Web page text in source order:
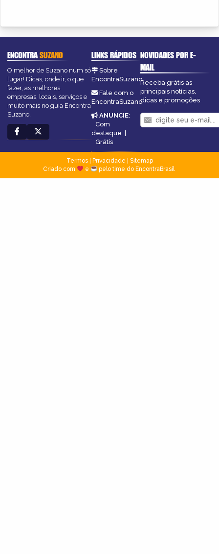
ENCONTRASUZANO
O melhor de Suzano num só
lugar! Dicas, onde ir, o que
fazer, as melhores
empresas, locais, serviços e
muito mais no guia Encontra
Suzano.
LINKS RÁPIDOS
Sobre
EncontraSuzano
Fale com o
EncontraSuzano
ANUNCIE:
Com
destaque |
Grátis
NOVIDADES POR E-
MAIL
Receba grátis as
principais notícias,
dicas e promoções
Termos| Privacidade
Sitemap
Criado com
e pelo time do EncontraBrasil